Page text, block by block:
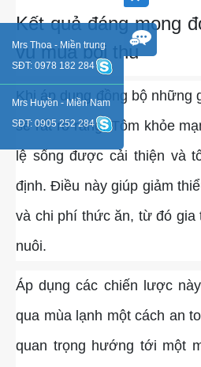
Kết quả đáng mong
vụ mùa bội thu
Khi áp dụng đồng bộ những
sẽ rất rõ ràng. Tôm khỏe
lệ sống được cải thiện và
định. Điều này giúp giảm
và chi phí thức ăn, từ đó gia
nuôi.
Áp dụng các chiến lược
qua mùa lạnh một cách an
quan trọng hướng tới một
Mrs Thoa - Miền trung
SĐT: 0978 182 284
Mrs Huyền - Miền Nam
SĐT: 0905 252 284